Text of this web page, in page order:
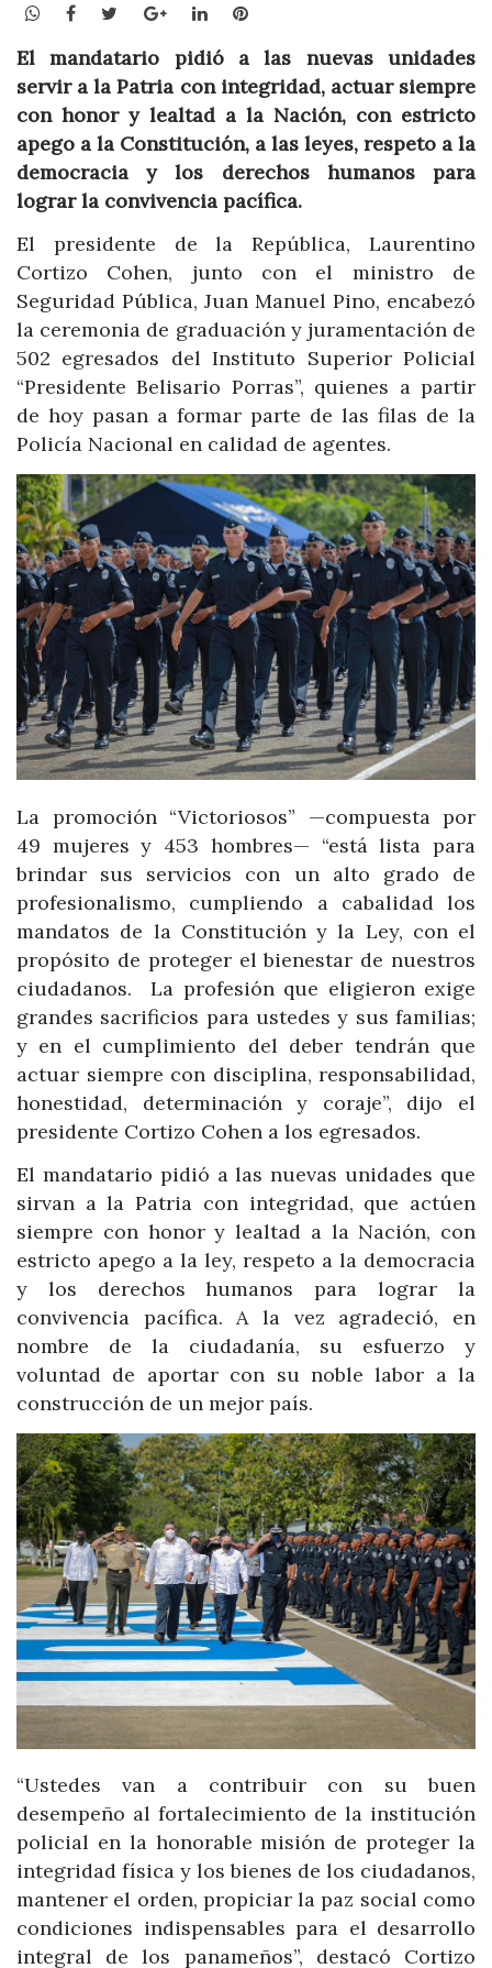
WhatsApp
Facebook
TwitterGoogle+LinkedInPinterest
El mandatario pidió a las nuevas unidades
servir a la Patria con integridad, actuar siempre
con honor y lealtad a la Nación, con estricto
apego a la Constitución, a las leyes, respeto a la
democracia y los derechos humanos para
lograr la convivencia pacífica.
El presidente de la República, Laurentino
Cortizo Cohen, junto con el ministro de
Seguridad Pública, Juan Manuel Pino, encabezó
la ceremonia de graduación y juramentación de
502 egresados del Instituto Superior Policial
“Presidente Belisario Porras”, quienes a partir
de hoy pasan a formar parte de las filas de la
Policía Nacional en calidad de agentes.
La promoción “Victoriosos” —compuesta por
49 mujeres y 453 hombres— “está lista para
brindar sus servicios con un alto grado de
profesionalismo, cumpliendo a cabalidad los
mandatos de la Constitución y la Ley, con el
propósito de proteger el bienestar de nuestros
ciudadanos. La profesión que eligieron exige
grandes sacrificios para ustedes y sus familias;
y en el cumplimiento del deber tendrán que
actuar siempre con disciplina, responsabilidad,
honestidad, determinación y coraje”, dijo el
presidente Cortizo Cohen a los egresados.
El mandatario pidió a las nuevas unidades que
sirvan a la Patria con integridad, que actúen
siempre con honor y lealtad a la Nación, con
estricto apego a la ley, respeto a la democracia
y los derechos humanos para lograr la
convivencia pacífica. A la vez agradeció, en
nombre de la ciudadanía, su esfuerzo y
voluntad de aportar con su noble labor a la
construcción de un mejor país.
“Ustedes van a contribuir con su buen
desempeño al fortalecimiento de la institución
policial en la honorable misión de proteger la
integridad física y los bienes de los ciudadanos,
mantener el orden, propiciar la paz social como
condiciones indispensables para el desarrollo
integral de los panameños”, destacó Cortizo